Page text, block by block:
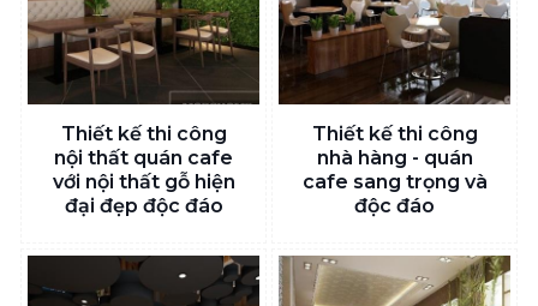
Thiết kế thi công
nội thất quán cafe
với nội thất gỗ hiện
đại đẹp độc đáo
Thiết kế thi công
nhà hàng - quán
cafe sang trọng và
độc đáo